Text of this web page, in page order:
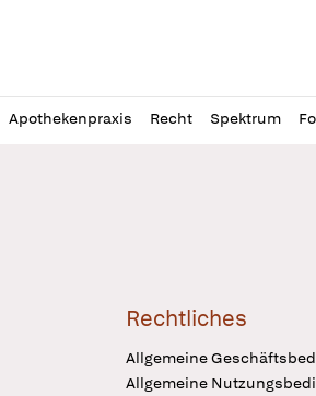
Apothekenpraxis Recht Spektrum
Rechtliches
Allgemeine
Allgemeine